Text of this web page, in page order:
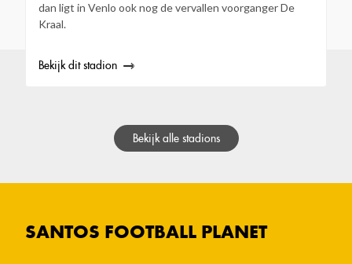
dan ligt in Venlo ook nog de vervallen voorganger De
Kraal.
Bekijk dit stadion
Bekijk alle stadions
SANTOS FOOTBALL PLANET